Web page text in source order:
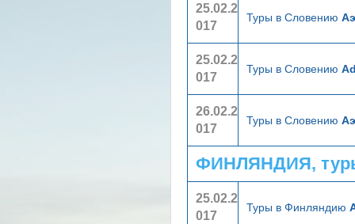
25.02.2
017
Туры в Словению
25.02.2
017
Туры в Словению
26.02.2
017
Туры в Словению
ФИНЛЯНДИЯ,
25.02.2
017
Туры в Финляндию